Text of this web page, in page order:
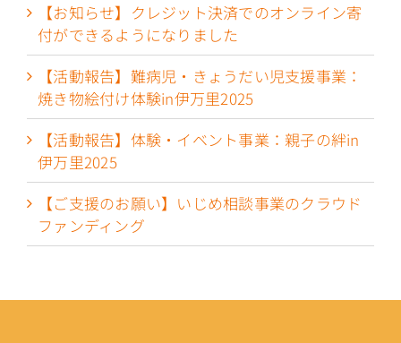
【お知らせ】クレジット決済でのオンライン寄
付ができるようになりました
【活動報告】難病児・きょうだい児支援事業：
焼き物絵付け体験in伊万里2025
【活動報告】体験・イベント事業：親子の絆in
伊万里2025
【ご支援のお願い】いじめ相談事業のクラウド
ファンディング